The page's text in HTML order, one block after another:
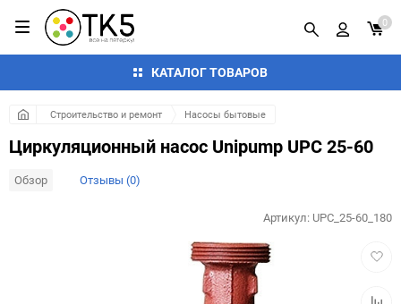
КАТАЛОГ ТОВАРОВ
0
Строительство и ремонт Насосы бытовые
Циркуляционный насос Unipump UPC 25-60
Обзор Отзывы (0)
Артикул: UPС_25-60_180